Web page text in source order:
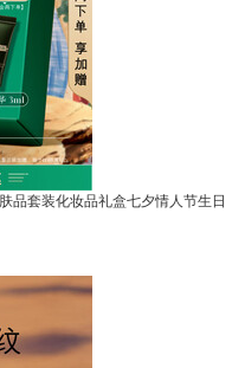
品套装化妆品礼盒七夕情人节生日